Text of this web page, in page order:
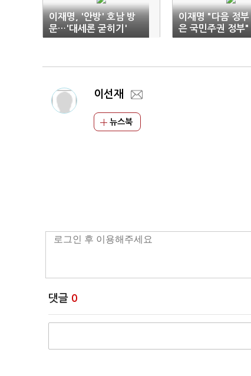
이재명, '안방' 호남 방
문…'대세론 굳히기'
이재명 "다음 정부
은 국민주권 정부"
이선재
뉴스북
댓글 0